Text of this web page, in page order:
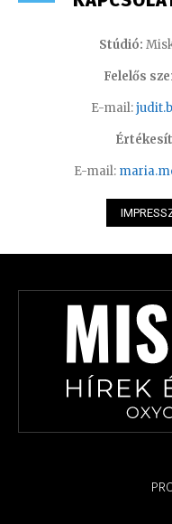
Stúdió:
Felelős
E-mail:
E-mail: